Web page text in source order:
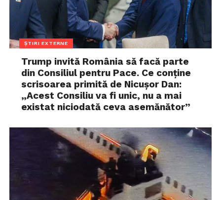
ȘTIRI EXTERNE
Trump invită România să facă parte
din Consiliul pentru Pace. Ce conține
scrisoarea primită de Nicușor Dan:
„Acest Consiliu va fi unic, nu a mai
existat niciodată ceva asemănător”